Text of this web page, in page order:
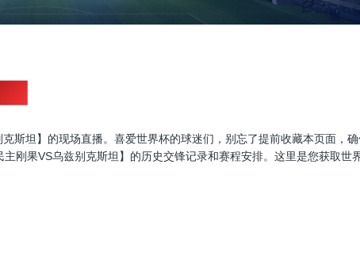
斯坦】的现场直播。喜爱世界杯的球迷们，别忘了提前收藏本页面，
刚果VS乌兹别克斯坦】的历史交锋记录和赛程安排。这里是您获取世